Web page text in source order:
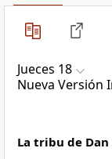
Jueces 18
Nueva Versión
La tribu de Dan